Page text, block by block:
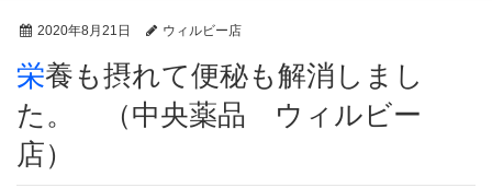
2020年8月21日 ウィルビー店
栄養も摂れて便秘も解消しまし
た。 （中央薬品 ウィルビー
店）